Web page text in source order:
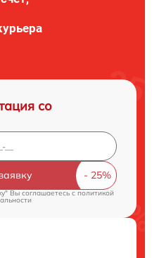
со
Вы соглашаетесь c политикой